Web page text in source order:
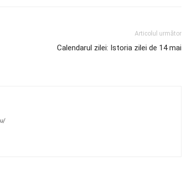
Articolul următor
Calendarul zilei: Istoria zilei de 14 mai